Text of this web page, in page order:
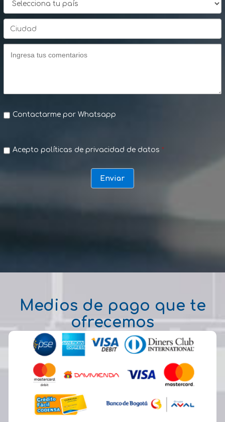
Contactarme por Whatsapp
Acepto políticas de privacidad de datos *
Medios de pago que te
ofrecemos